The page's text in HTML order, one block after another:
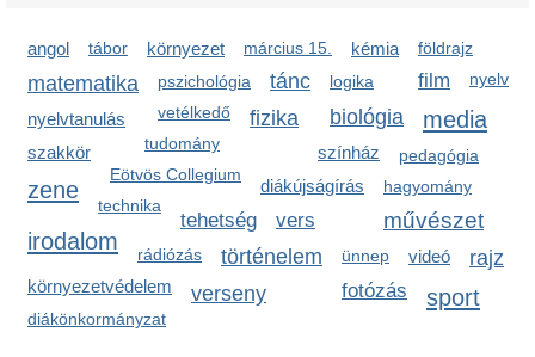
angol tábor környezet március 15. kémia
matematika
földrajz
pszichológia
tánc film
vetélkedő
nyelv
biológia
nyelvtanulás media
logika
fizika
tudomány
szakkör színház
Eötvös Collegium
pedagógia
diákújságírás
zene
hagyomány
technika
művészet
tehetség
irodalom
vers
rádiózás történelem ünnep
környezetvédelem
videó
fotózás
diákönkormányzat
rajz
verseny
sport